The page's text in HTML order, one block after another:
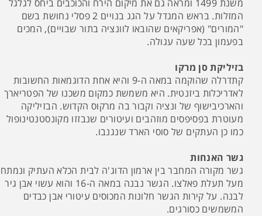
משנת 1499 ומראה גם את מיקום הירח והכוכבים ביחס לגלגל
המזלות. בראש המגדל על הגג בנויים 2 פסלי נחושת בשם
"המורים" (אפריקאים שהובאו לוונציה בתור שבויים), המכים
בפעמון בכל שעה עגולה.
בזיליקת סן מרקו
קתדרלה שהוקמה במאה ה-9 והיא אחת הדוגמאות החשובות
לאדריכלות ביזנטית. היא משמשת כמקום משכנו של הפטריארך
והארכיבישוף של ונציה וקבור בה מרקוס הקדוש. הבזיליקה
מעוטרת בפסיפסים מוזהבים ועיטורים שנבזזו מקונסטנטינופול
כמו כן העתקים של סוסי הארד שנגנבו.
גשר האנחות
גשר מקורה המחבר בין ארמון הדוג'ה לבית הכלא העתיק ונמתח
מעל תעלת פאלצו. הגשר נבנה במאה ה-16 והוא עשוי אבן גיר
לבנה. על קירות הגשר חלונות המכוסים עיטורי אבן כבדים
המשמשים כסורגים.